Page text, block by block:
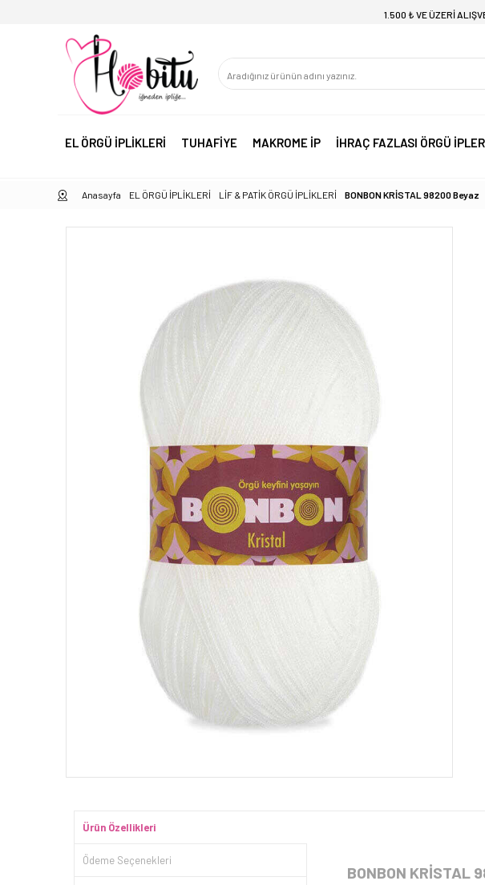
1.500 ₺ VE ÜZERİ
EL ÖRGÜ İPLİKLERİ TUHAFİYE MAKROME İP İHRAÇ FAZLASI ÖRGÜ
Anasayfa EL ÖRGÜ İPLİKLERİ LİF & PATİK ÖRGÜ İPLİKLERİ BONBON KRİSTAL 98200 Beyaz
Ürün Özellikleri
Ödeme Seçenekleri
BONBON KRİSTAL